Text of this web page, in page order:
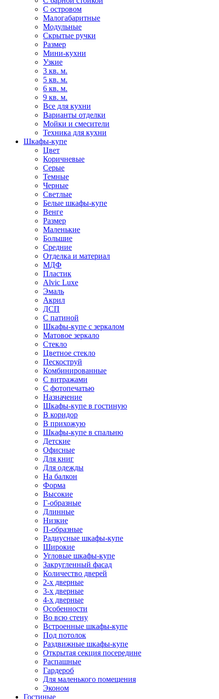
С островом
Малогабаритные
Модульные
Скрытые ручки
Размер
Мини-кухни
Узкие
3 кв. м.
5 кв. м.
6 кв. м.
9 кв. м.
Все для кухни
Варианты отделки
Мойки и смесители
Техника для кухни
Шкафы-купе
Цвет
Коричневые
Серые
Темные
Черные
Светлые
Белые шкафы-купе
Венге
Размер
Маленькие
Большие
Средние
Отделка и материал
МДФ
Пластик
Alvic Luxe
Эмаль
Акрил
ДСП
С патиной
Шкафы-купе с зеркалом
Матовое зеркало
Стекло
Цветное стекло
Пескоструй
Комбинированные
С витражами
С фотопечатью
Назначение
Шкафы-купе в гостиную
В коридор
В прихожую
Шкафы-купе в спальню
Детские
Офисные
Для книг
Для одежды
На балкон
Форма
Высокие
Г-образные
Длинные
Низкие
П-образные
Радиусные шкафы-купе
Широкие
Угловые шкафы-купе
Закругленный фасад
Количество дверей
2-х дверные
3-х дверные
4-х дверные
Особенности
Во всю стену
Встроенные шкафы-купе
Под потолок
Раздвижные шкафы-купе
Открытая секция посередине
Распашные
Гардероб
Для маленького помещения
Эконом
Гостиные